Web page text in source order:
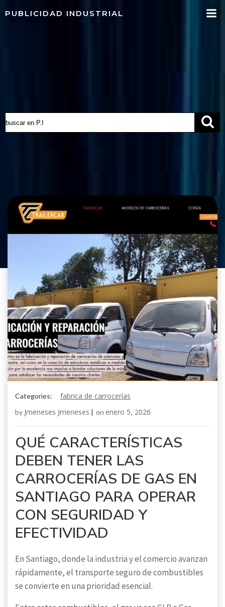
al
PUBLICIDAD INDUSTRIAL
Categories: fabrica de carrocerías
by Jmeneses Jmeneses | on enero 5, 2026
QUÉ CARACTERÍSTICAS
DEBEN TENER LAS
CARROCERÍAS DE GAS EN
SANTIAGO PARA OPERAR
CON SEGURIDAD Y
EFECTIVIDAD
En Santiago, donde la industria y el comercio avanzan
rápidamente, el transporte seguro de combustibles
se convierte en una prioridad esencial.